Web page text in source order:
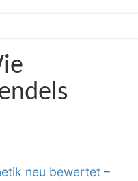
neu bewertet –